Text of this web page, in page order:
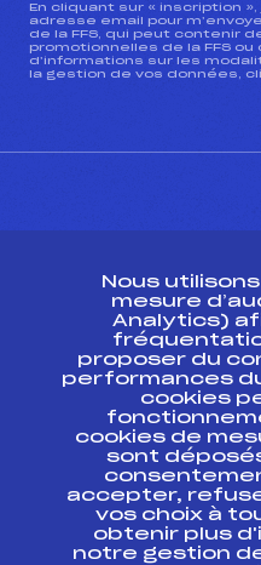
En cliquant sur « inscription »,
adresse email pour
de la FFS, qui peut contenir
promotionnelles de la FFS
d’informations sur les
la gestion de vos données,
ESPACE PRESSE
Ressources
Pass’Neige
Projet sportif
Projet de
Antidopage
Pôle
Scientifique
Listes ministérielles
Pôle vie de l’athlète
Nous
mesure
Analytics)
proposer du
performances
cookies
cookies de
sont
accepter,
vos choix à
obtenir plus
notre gestion